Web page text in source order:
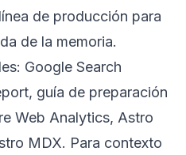
de producción para
de la memoria.
Google Search
, guía de preparación
Web Analytics, Astro
MDX. Para contexto